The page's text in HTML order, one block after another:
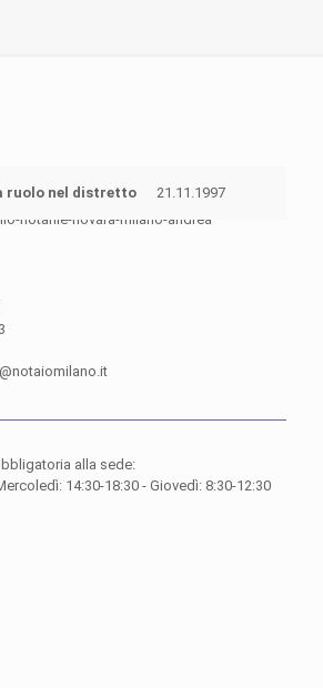
ruolo nel distretto 21.11.1997
alla sede:
14:30-18:30 - Giovedì: 8:30-12:30